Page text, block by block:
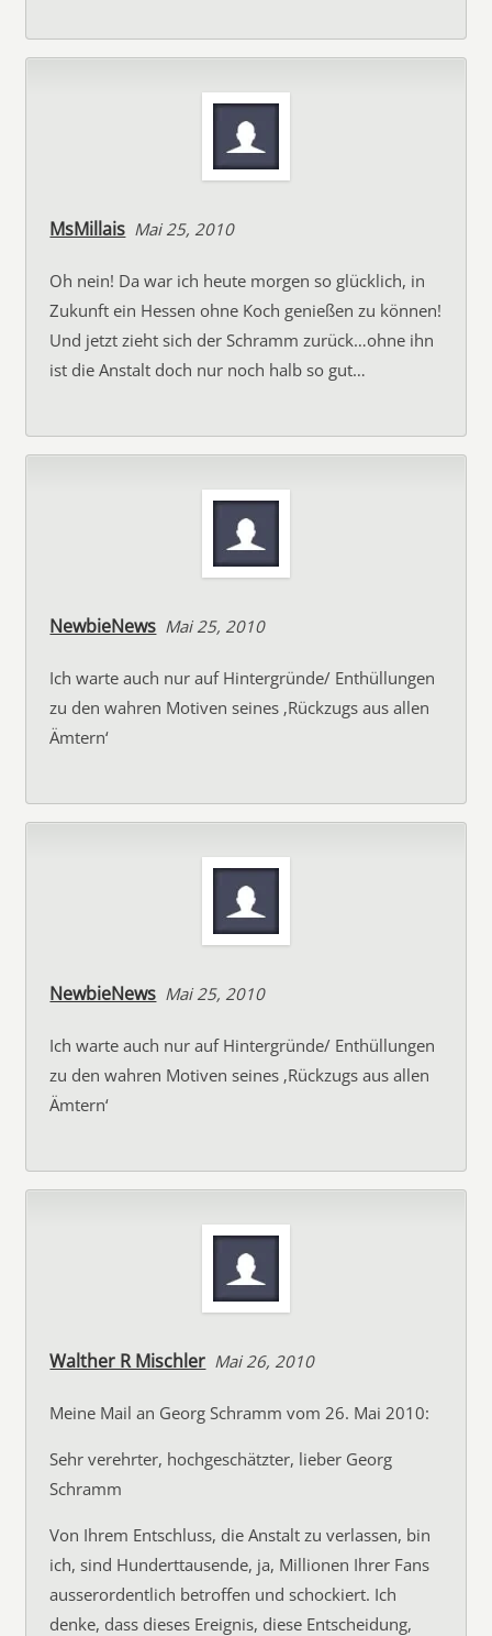
MsMillais Mai 25, 2010
Oh nein! Da war ich heute morgen so glücklich, in
Zukunft ein Hessen ohne Koch genießen zu können!
Und jetzt zieht sich der Schramm zurück…ohne ihn
ist die Anstalt doch nur noch halb so gut…
NewbieNews Mai 25, 2010
Ich warte auch nur auf Hintergründe/ Enthüllungen
zu den wahren Motiven seines ‚Rückzugs aus allen
Ämtern‘
NewbieNews Mai 25, 2010
Ich warte auch nur auf Hintergründe/ Enthüllungen
zu den wahren Motiven seines ‚Rückzugs aus allen
Ämtern‘
Walther R Mischler Mai 26, 2010
Meine Mail an Georg Schramm vom 26. Mai 2010:
Sehr verehrter, hochgeschätzter, lieber Georg
Schramm
Von Ihrem Entschluss, die Anstalt zu verlassen, bin
ich, sind Hunderttausende, ja, Millionen Ihrer Fans
ausserordentlich betroffen und schockiert. Ich
denke, dass dieses Ereignis, diese Entscheidung,